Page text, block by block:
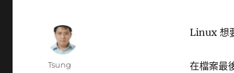
Linux 想
在檔案最
作
Tsung